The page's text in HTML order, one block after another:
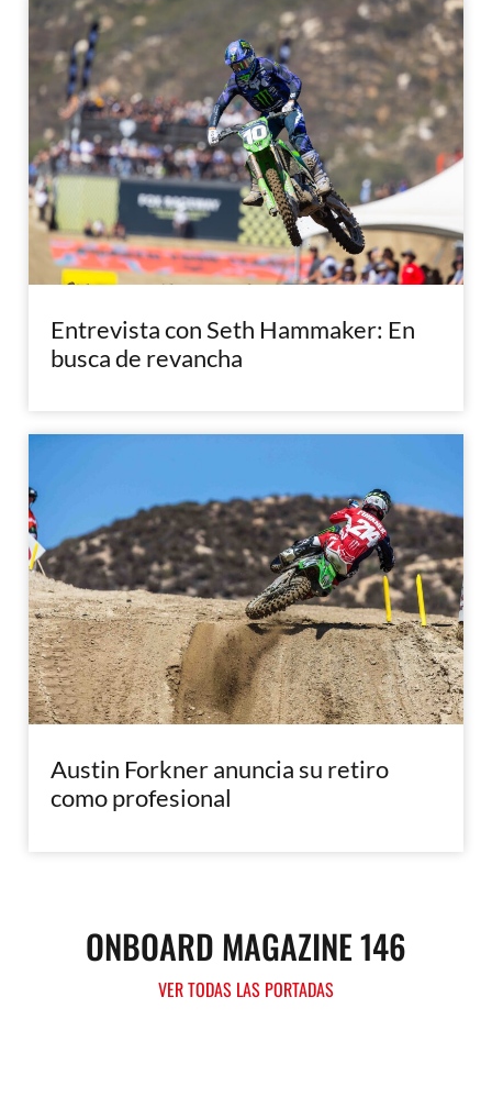
Entrevista con Seth Hammaker: En
busca de revancha
Austin Forkner anuncia su retiro
como profesional
ONBOARD MAGAZINE 146
VER TODAS LAS PORTADAS